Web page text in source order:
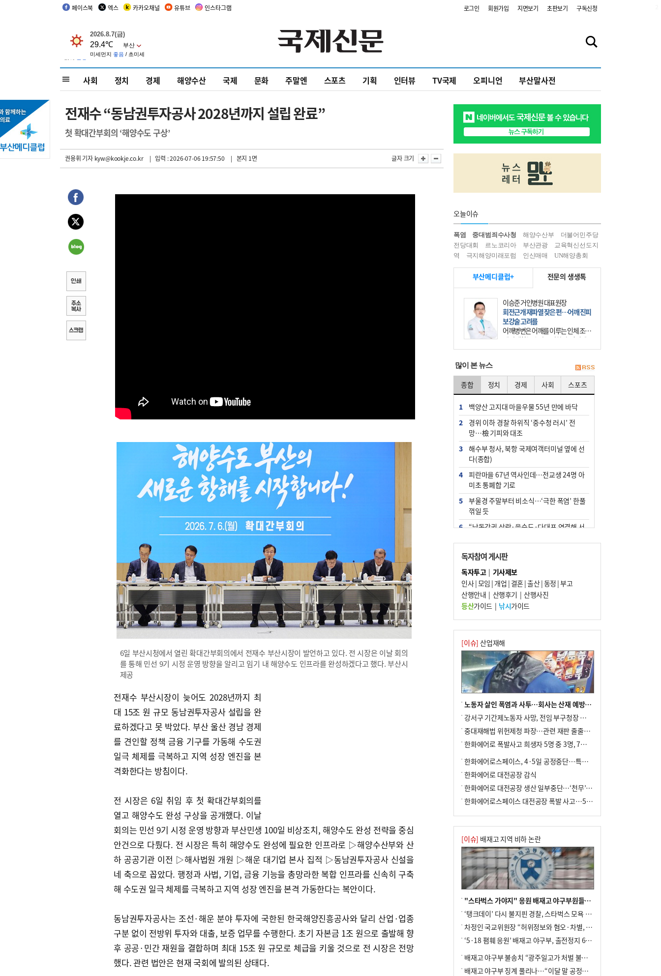
페이스북 엑스 카카오채널 유튜브 인스타그램 로그인 회원가입 지면보기 초판보기 구독신청
사회 정치 경제 해양수산 국제 문화 주말엔 스포츠 기획 인터뷰 TV국제 오피니언 부산말사전
전재수 “동남권투자공사 2028년까지 설립 완료”
첫 확대간부회의 ‘해양수도 구상’
권용휘 기자kyw@kookje.co.kr | 입력 : 2026-07-06 19:57:50 | 본지 1면 글자 크기
6일 부산시청에서 열린 확대간부회의에서 전재수 부산시장이 발언하고 있다. 전 시장은 이날 회의
를 통해 민선 9기 시정 운영 방향을 알리고 임기 내 해양수도 인프라를 완성하겠다고 했다. 부산시
제공
전재수 부산시장이 늦어도 2028년까지 최
대 15조 원 규모 동남권투자공사 설립을 완
료하겠다고 못 박았다. 부산 울산 경남 경제
를 견인할 정책 금융 기구를 가동해 수도권
일극 체제를 극복하고 지역 성장 엔진을 본
격화한다는 방침이다.
전 시장은 6일 취임 후 첫 확대간부회의를
열고 해양수도 완성 구상을 공개했다. 이날
회의는 민선 9기 시정 운영 방향과 부산민생 100일 비상조치, 해양수도 완성 전략을 중심
안건으로 다뤘다. 전 시장은 특히 해양수도 완성에 필요한 인프라로 ▷해양수산부와 산
하 공공기관 이전 ▷해사법원 개원 ▷해운 대기업 본사 집적 ▷동남권투자공사 신설을
네 축으로 꼽았다. 행정과 사법, 기업, 금융 기능을 총망라한 복합 인프라를 신속히 구축
해 수도권 일극 체제를 극복하고 지역 성장 엔진을 본격 가동한다는 복안이다.
동남권투자공사는 조선·해운 분야 투자에 국한된 한국해양진흥공사와 달리 산업·업종
구분 없이 전방위 투자와 대출, 보증 업무를 수행한다. 초기 자본금 1조 원으로 출발해 향
후 공공·민간 재원을 결합하며 최대 15조 원 규모로 체급을 키울 것으로 전 시장은 전망
했다. 관련 법안은 현재 국회에 발의된 상태다.
오늘이슈
폭염 중대범죄수사청 해양수산부
더불어민주당
전당대회
르노코리아 부산관광
교육혁신선도지
역
극지해양미래포럼 인신매매 UN해양총회
부산메디클럽+ 전문의 생생톡
이승준 거인병원 대표원장
회전근개 재파열 잦은 편…어깨 진피
보강술 고려를
어깨병변은 어깨를 이루는 인체 조직
에 발생하는 손상을 말한다. 여기에
는 오십견과 회전근개 증후군, 어깨
많이 본 뉴스
종합 정치 경제 사회 스포츠
1
백양산 고지대 마을우물 55년 만에 바닥
2
경위 이하 경찰 하위직 ‘중수청 러시’ 전
망…檢 기피와 대조
3
해수부 청사, 북항 국제여객터미널 옆에 선
다(종합)
4
피란마을 67년 역사인데…전교생 24명 아
미초 통폐합 기로
5
부울경 주말부터 비소식…‘극한 폭염’ 한풀
꺾일 듯
6
“낙동강권 삼락·을숙도·다대포 연결해 서
7
오늘의 날씨- 2026년 8월 7일
8
외국인 선원 ‘인신매매 경유지’ 된 부산…
우려가 현실로
9
[사설] 해수부 신청사 북항으로 확정, 해양
수도 도약의 전환점
10 르노 못 타는 부산시장…관용차 규정에 막
힌 지역기업 응원
독자참여 게시판
독자투고| 기사제보
인사|모임 | 개업 | 결혼|출산|동정 |부고
산행안내 | 산행후기 | 산행사진
등산가이드| 낚시가이드
[이슈] 산업재해
노동자 살인 폭염과 사투…회사는 산재 예방·전기료 절감 전력
강서구 기간제노동자 사망, 전임 부구청장 檢 송치
중대재해법 위헌제청 파장…관련 재판 줄줄이 브레이크
한화에어로 폭발사고 희생자 5명 중 3명, 7일 영면
한화에어로스페이스, 4·5일 공정중단…특별 안전점검
한화에어로 대전공장 감식
한화에어로 대전공장 생산 일부중단…‘천무’ 수출 비상
한화에어로스페이스 대전공장 폭발 사고…5명 사망·2명 부상(종합)
[이슈] 배재고 지역 비하 논란
"스타벅스 가야지" 응원 배재고 야구부원들, 학교서 징계 처분
‘탱크데이’ 다시 불지핀 경찰, 스타벅스 모욕 혐의 압수수색
차정인 국교위원장 “허위정보와 혐오·차별, 학교 교실까지 유입"
‘5·18 폄훼 응원’ 배재고 야구부, 출전정지 6개월→1개월 감경
배재고 야구부 불송치 “광주일고가 처벌 불원 의사 표해”
배재고 야구부 징계 풀리나…“이달 말 공정위서 재심의”